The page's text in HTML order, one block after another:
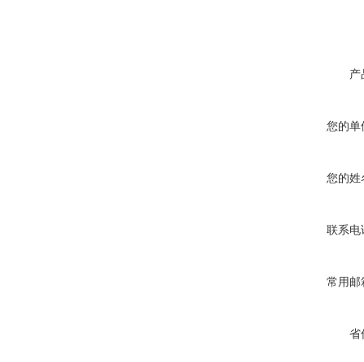
产
您的单
您的姓
联系电
常用邮
省